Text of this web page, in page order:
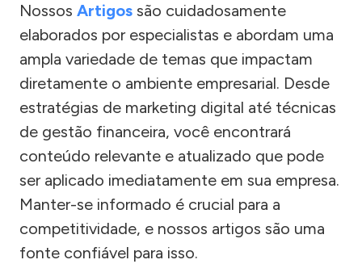
Nossos Artigos são cuidadosamente
elaborados por especialistas e abordam uma
ampla variedade de temas que impactam
diretamente o ambiente empresarial. Desde
estratégias de marketing digital até técnicas
de gestão financeira, você encontrará
conteúdo relevante e atualizado que pode
ser aplicado imediatamente em sua empresa.
Manter-se informado é crucial para a
competitividade, e nossos artigos são uma
fonte confiável para isso.